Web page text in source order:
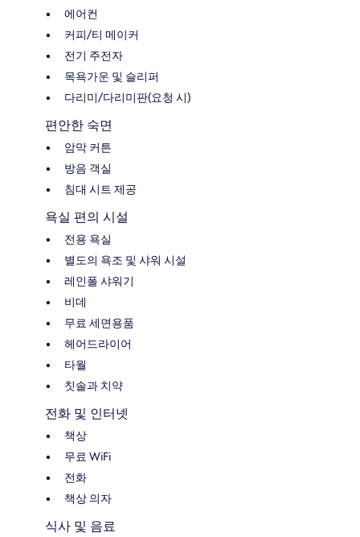
에어컨
커피/티 메이커
전기 주전자
목욕가운 및 슬리퍼
다리미/다리미판(요청 시)
편안한 숙면
암막 커튼
방음 객실
침대 시트 제공
욕실 편의 시설
전용 욕실
별도의 욕조 및 샤워 시설
레인폴 샤워기
비데
무료 세면용품
헤어드라이어
타월
칫솔과 치약
전화 및 인터넷
책상
무료 WiFi
전화
책상 의자
식사 및 음료